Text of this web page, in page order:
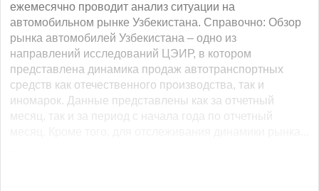
ежемесячно проводит анализ ситуации на
автомобильном рынке Узбекистана. Справочно: Обзор
рынка автомобилей Узбекистана – одно из
направлений исследований ЦЭИР, в котором
представлена динамика продаж автотранспортных
средств как отечественного производства, так и
иномарок. Данные представлены как за отчетный
месяц, так и за период с начала года по отчетный